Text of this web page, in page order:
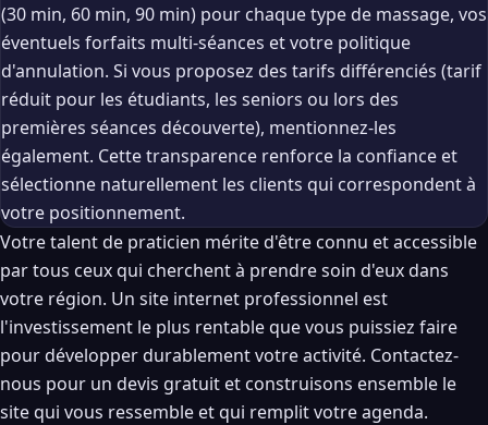
(30 min, 60 min, 90 min) pour chaque type de massage, vos
éventuels forfaits multi-séances et votre politique
d'annulation. Si vous proposez des tarifs différenciés (tarif
réduit pour les étudiants, les seniors ou lors des
premières séances découverte), mentionnez-les
également. Cette transparence renforce la confiance et
sélectionne naturellement les clients qui correspondent à
votre positionnement.
Votre talent de praticien mérite d'être connu et accessible
par tous ceux qui cherchent à prendre soin d'eux dans
votre région. Un site internet professionnel est
l'investissement le plus rentable que vous puissiez faire
pour développer durablement votre activité. Contactez-
nous pour un devis gratuit et construisons ensemble le
site qui vous ressemble et qui remplit votre agenda.